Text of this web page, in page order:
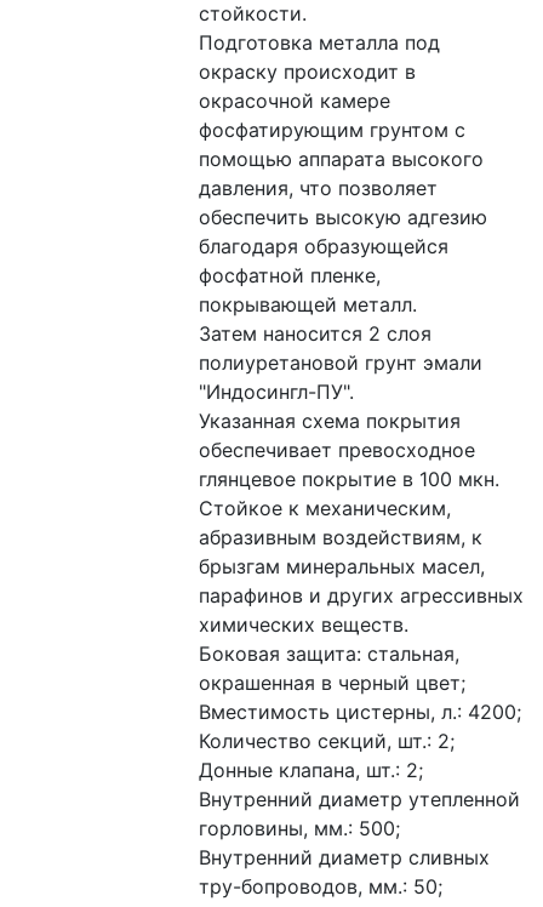
стойкости.
Подготовка металла под
окраску происходит в
окрасочной камере
фосфатирующим грунтом с
помощью аппарата высокого
давления, что позволяет
обеспечить высокую адгезию
благодаря образующейся
фосфатной пленке,
покрывающей металл.
Затем наносится 2 слоя
полиуретановой грунт эмали
"Индосингл-ПУ".
Указанная схема покрытия
обеспечивает превосходное
глянцевое покрытие в 100 мкн.
Стойкое к механическим,
абразивным воздействиям, к
брызгам минеральных масел,
парафинов и других агрессивных
химических веществ.
Боковая защита: стальная,
окрашенная в черный цвет;
Вместимость цистерны, л.: 4200;
Количество секций, шт.: 2;
Донные клапана, шт.: 2;
Внутренний диаметр утепленной
горловины, мм.: 500;
Внутренний диаметр сливных
тру-бопроводов, мм.: 50;